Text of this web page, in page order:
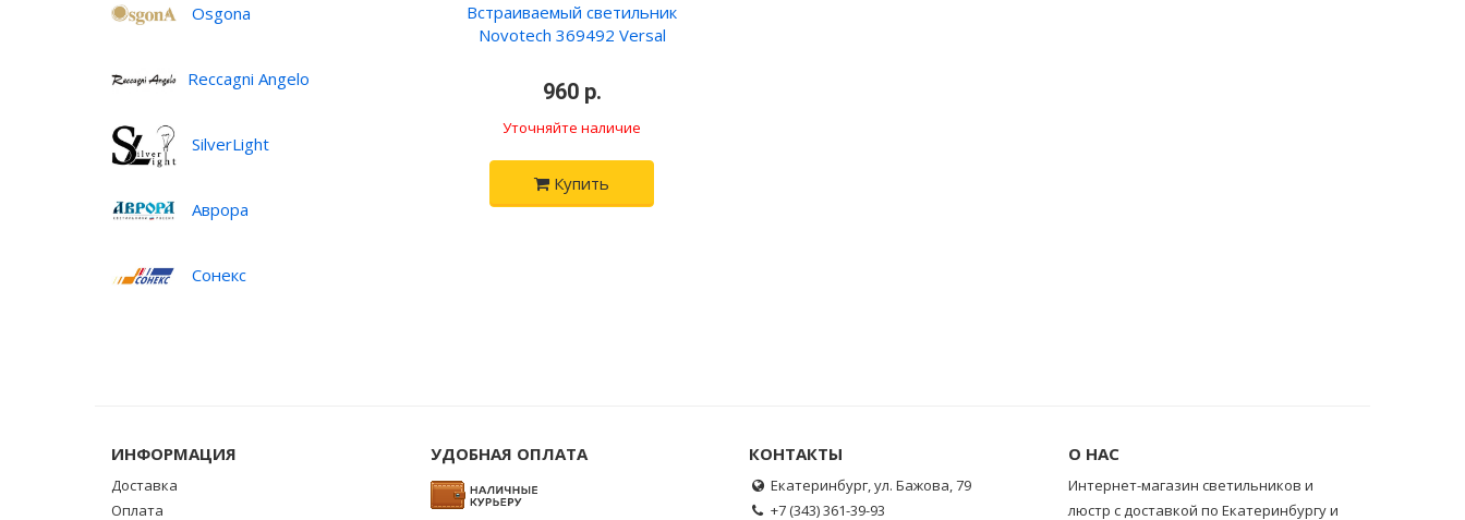
Osgona
Reccagni Angelo
SilverLight
Аврора
Сонекс
Встраиваемый светильник
Novotech 369492 Versal
960 р.
Уточняйте наличие
Купить
ИНФОРМАЦИЯ
Доставка
Оплата
УДОБНАЯ ОПЛАТА КОНТАКТЫ
Екатеринбург, ул. Бажова, 79
+7 (343) 361-39-93
О НАС
Интернет-магазин светильников и
люстр с доставкой по Екатеринбургу и